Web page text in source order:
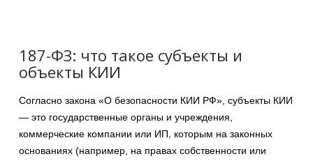
187-ФЗ: что такое субъекты и
объекты КИИ
Согласно закона «О безопасности КИИ РФ», субъекты КИИ
— это государственные органы и учреждения,
коммерческие компании или ИП, которым на законных
основаниях (например, на правах собственности или